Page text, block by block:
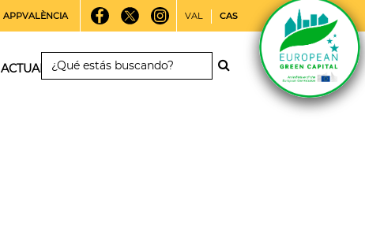
APPVALÈNCIA VAL CAS
ACTUALIDAD